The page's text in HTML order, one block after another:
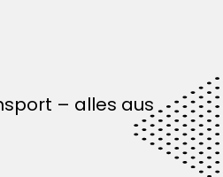
– alles aus